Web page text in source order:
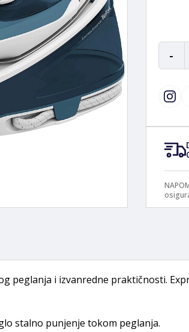
-
peglanja i izvanredne praktičnosti.
stalno punjenje tokom peglanja.